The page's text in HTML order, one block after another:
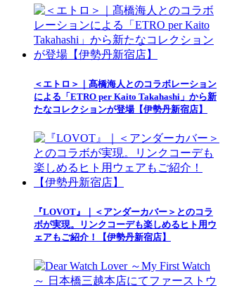
＜エトロ＞｜髙橋海人とのコラボレーション
による「ETRO per Kaito Takahashi」から新
たなコレクションが登場【伊勢丹新宿店】
『LOVOT』｜＜アンダーカバー＞とのコラ
ボが実現。リンクコーデも楽しめるヒト用ウ
ェアもご紹介！【伊勢丹新宿店】